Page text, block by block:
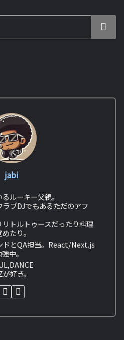
jabi
ルーキー父親。
ブDJでもあるただのアフ
トルトゥースだったり料理
たり。
ドとQA担当。React/Next.js
中。
好き。